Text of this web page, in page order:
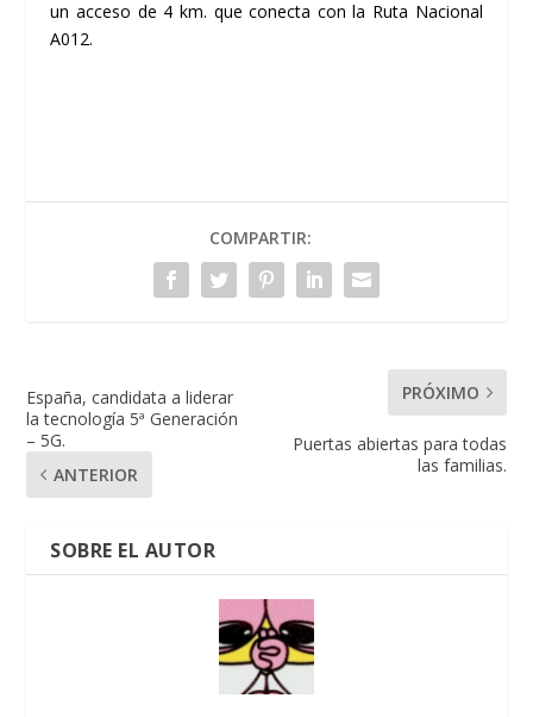
un acceso de 4 km. que conecta con la Ruta Nacional
A012.
COMPARTIR:
España, candidata a liderar
la tecnología 5ª Generación
– 5G.
ANTERIOR
PRÓXIMO
Puertas abiertas para todas
las familias.
SOBRE EL AUTOR